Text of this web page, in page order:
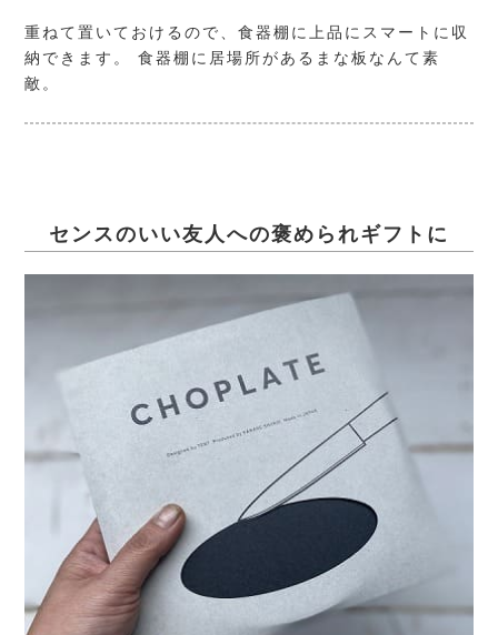
重ねて置いておけるので、食器棚に上品にスマートに収
納できます。 食器棚に居場所があるまな板なんて素
敵。
センスのいい友人への褒められギフトに